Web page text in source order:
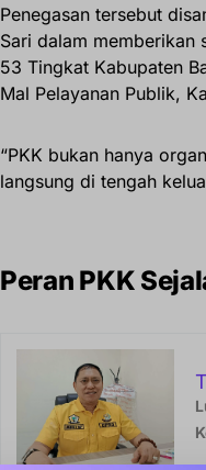
Penegasan tersebut
Sari dalam memberikan
53 Tingkat Kabupaten
Mal Pelayanan Publik,
“PKK bukan hanya
langsung di tengah
Peran PKK